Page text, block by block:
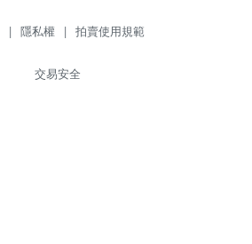
| 隱私權 | 拍賣使用規範
交易安全